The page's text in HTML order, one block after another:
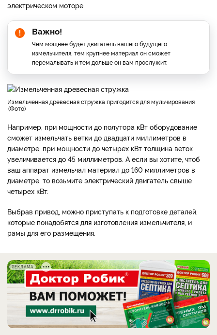
электрическом моторе.
Важно!
Чем мощнее будет двигатель вашего будущего
измельчителя, тем крупнее материал он сможет
перемалывать и тем дольше он вам прослужит.
измельченная древесная стружка пригодится для мульчирования
Фото
Например, при мощности до полутора кВт оборудование
сможет измельчать ветки до двадцати миллиметров в
диаметре, при мощности до четырех кВт толщина веток
увеличивается до 45 миллиметров. А если вы хотите, чтоб
ваш аппарат измельчал материал до 160 миллиметров в
диаметре, то возьмите электрический двигатель свыше
четырех кВт.
Выбрав привод, можно приступать к подготовке деталей,
которые понадобятся для изготовления измельчителя, и
рамы для его размещения.
РЕКЛАМА